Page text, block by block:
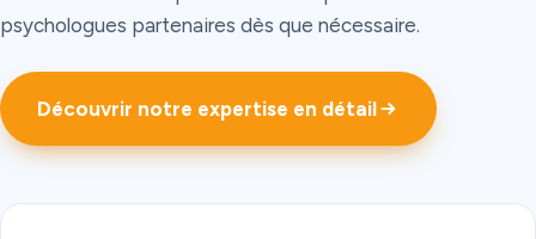
psychologues partenaires dès que nécessaire.
Découvrir notre expertise en détail